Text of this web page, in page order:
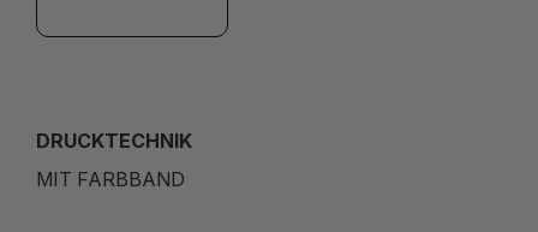
DRUCKTECHNIK
MIT FARBBAND